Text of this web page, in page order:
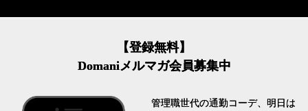
【登録無料】
Domaniメルマガ会員募集中
管理職世代の通勤コーデ、明日は